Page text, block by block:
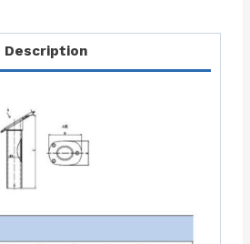
Description